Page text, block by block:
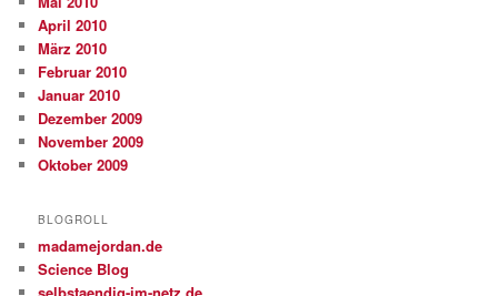
April 2010
März 2010
Februar 2010
Januar 2010
Dezember 2009
November 2009
Oktober 2009
BLOGROLL
madamejordan.de
Science Blog